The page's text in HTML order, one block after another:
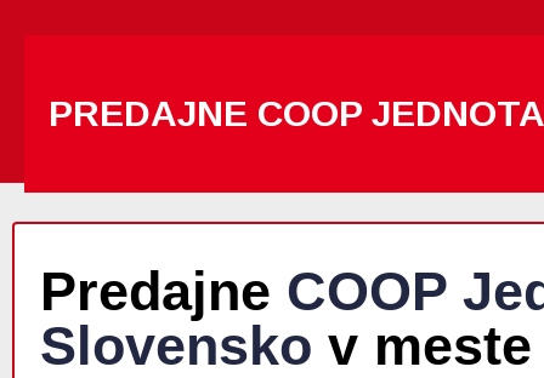
PREDAJNE COOP
Predajne COOP
Slovensko v